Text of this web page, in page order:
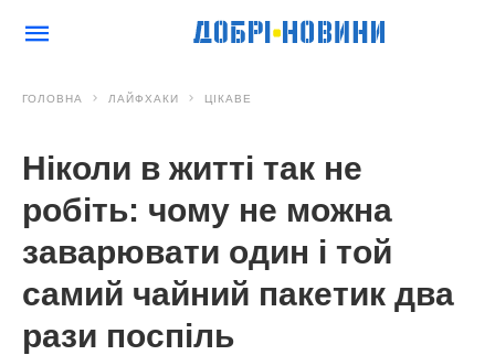
ГОЛОВНА ЛАЙФХАКИ ЦІКАВЕ
Ніколи в житті так не
робіть: чому не можна
заварювати один і той
самий чайний пакетик два
рази поспіль